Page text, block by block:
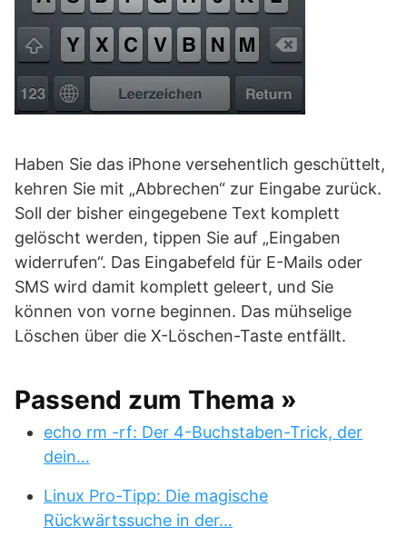
Haben Sie das iPhone versehentlich geschüttelt,
kehren Sie mit „Abbrechen“ zur Eingabe zurück.
Soll der bisher eingegebene Text komplett
gelöscht werden, tippen Sie auf „Eingaben
widerrufen“. Das Eingabefeld für E-Mails oder
SMS wird damit komplett geleert, und Sie
können von vorne beginnen. Das mühselige
Löschen über die X-Löschen-Taste entfällt.
Passend zum Thema »
echo rm -rf: Der 4-Buchstaben-Trick, der
dein…
Linux Pro-Tipp: Die magische
Rückwärtssuche in der…